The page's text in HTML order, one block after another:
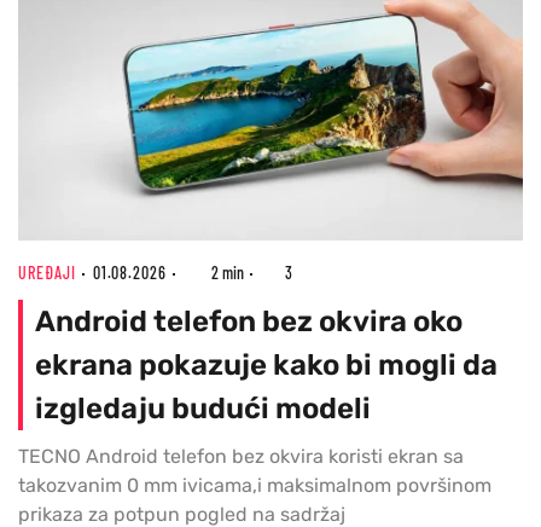
UREĐAJI 01.08.2026 2 min 3
Android telefon bez okvira oko
ekrana pokazuje kako bi mogli da
izgledaju budući modeli
TECNO Android telefon bez okvira koristi ekran sa
takozvanim 0 mm ivicama,i maksimalnom površinom
prikaza za potpun pogled na sadržaj